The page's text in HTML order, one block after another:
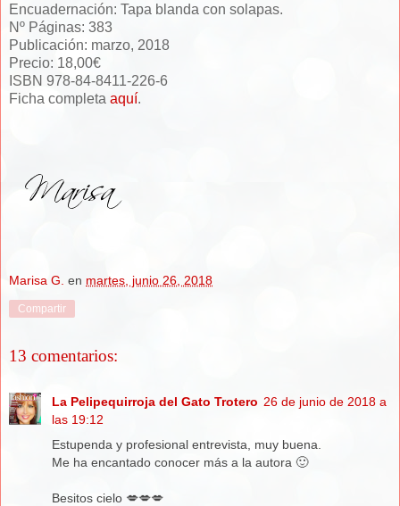
Encuadernación: Tapa blanda con solapas.
Nº Páginas: 383
Publicación: marzo, 2018
Precio: 18,00€
ISBN 978-84-8411-226-6
Ficha completa aquí.
Marisa G. en martes, junio 26, 2018
Compartir
13 comentarios:
La Pelipequirroja del Gato Trotero 26 de junio de 2018 a
las 19:12
Estupenda y profesional entrevista, muy buena.
Me ha encantado conocer más a la autora 🙂
Besitos cielo 💋💋💋